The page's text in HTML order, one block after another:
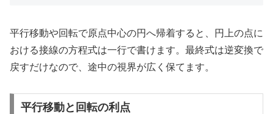
平行移動や回転で原点中心の円へ帰着すると、円上の点に
おける接線の方程式は一行で書けます。最終式は逆変換で
戻すだけなので、途中の視界が広く保てます。
平行移動と回転の利点